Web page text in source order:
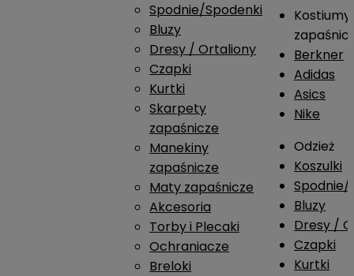
Spodnie/Spodenki
Bluzy
Dresy / Ortaliony
Czapki
Kurtki
Skarpety
zapaśnicze
Manekiny
zapaśnicze
Maty zapaśnicze
Akcesoria
Torby i Plecaki
Ochraniacze
Breloki
Kostiumy
Berkner
Adidas
Asics
Nike
Odzież
Koszulki
Spodnie/
Bluzy
Dresy /
Czapki
Kurtki